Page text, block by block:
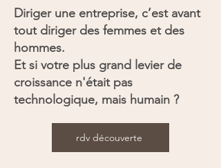
Diriger une entreprise, c’est avant
tout diriger des femmes et des
hommes.
Et si votre plus grand levier de
croissance n'était pas
technologique, mais humain ?
rdv découverte